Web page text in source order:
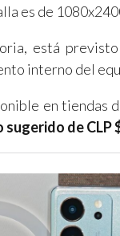
es de
está
interno del
en tiendas
sugerido de CLP